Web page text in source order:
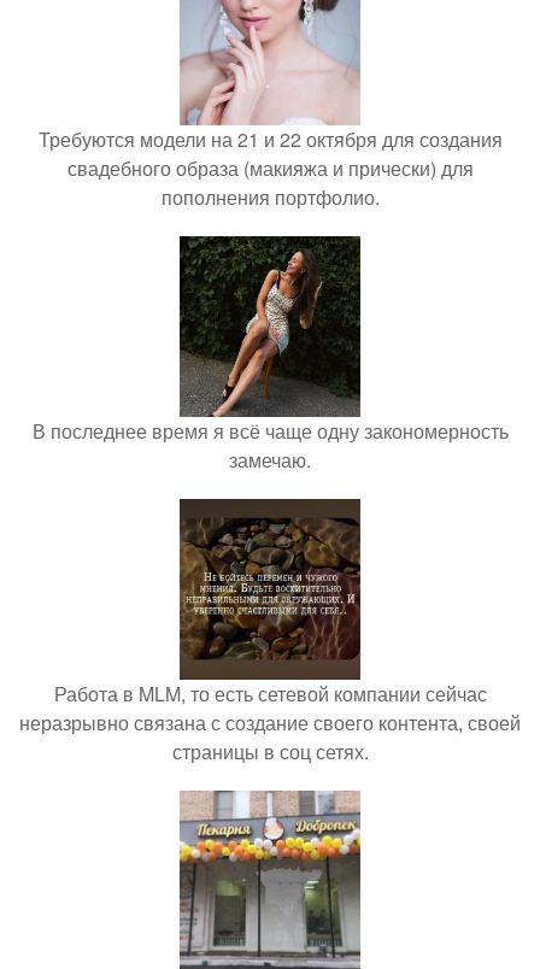
Требуются модели на 21 и 22 октября для создания
свадебного образа (макияжа и прически) для
пополнения портфолио.
В последнее время я всё чаще одну закономерность
замечаю.
Работа в MLM, то есть сетевой компании сейчас
неразрывно связана с создание своего контента, своей
страницы в соц сетях.